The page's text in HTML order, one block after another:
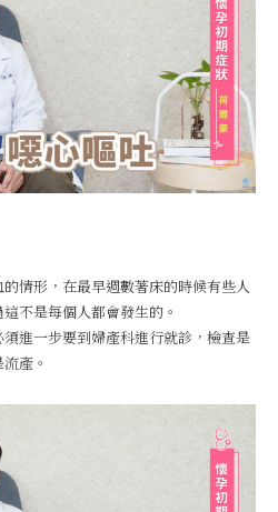
情形，在最早週數著床的時候有些人
這不是每個人都會發生的。
進一步要到婦產科進行就診，檢查是
產。